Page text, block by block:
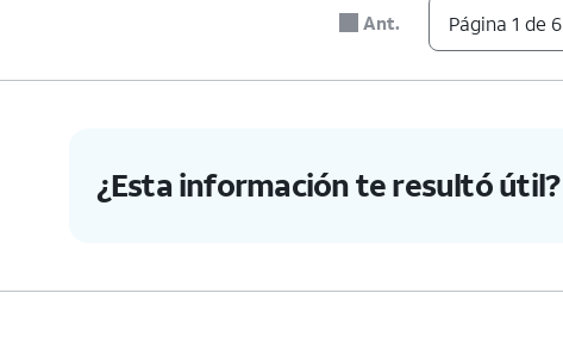
Ant. Página 1 de 6
¿Esta información te resultó útil?